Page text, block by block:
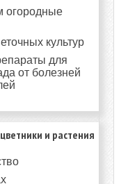
культур
для
от болезней
и растения